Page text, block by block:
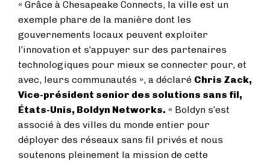
« Grâce à Chesapeake Connects, la ville est un
exemple phare de la manière dont les
gouvernements locaux peuvent exploiter
l’innovation et s’appuyer sur des partenaires
technologiques pour mieux se connecter pour, et
avec, leurs communautés », a déclaré Chris Zack,
Vice-président senior des solutions sans fil,
États-Unis, Boldyn Networks. « Boldyn s’est
associé à des villes du monde entier pour
déployer des réseaux sans fil privés et nous
soutenons pleinement la mission de cette